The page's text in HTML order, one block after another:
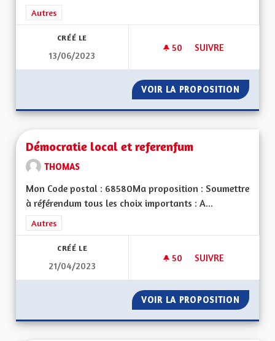
Filtrer les résultats de la catégorie : Autres
Autres
CRÉÉ LE
13/06/2023
50 50 ABONNÉS
SUIVRE
VOIR LA PROPOSITION DE LA
Démocratie local et referenfum
THOMAS
Mon Code postal : 68580Ma proposition : Soumettre
à référendum tous les choix importants : A...
Filtrer les résultats de la catégorie : Autres
Autres
CRÉÉ LE
21/04/2023
50 50 ABONNÉS
SUIVRE
VOIR LA PROPOSITION